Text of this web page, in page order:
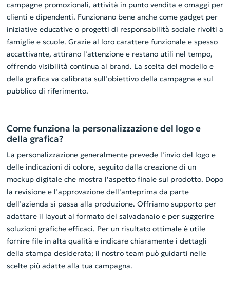
campagne promozionali, attività in punto vendita e omaggi per
clienti e dipendenti. Funzionano bene anche come gadget per
iniziative educative o progetti di responsabilità sociale rivolti a
famiglie e scuole. Grazie al loro carattere funzionale e spesso
accattivante, attirano l’attenzione e restano utili nel tempo,
offrendo visibilità continua al brand. La scelta del modello e
della grafica va calibrata sull’obiettivo della campagna e sul
pubblico di riferimento.
Come funziona la personalizzazione del logo e
della grafica?
La personalizzazione generalmente prevede l’invio del logo e
delle indicazioni di colore, seguito dalla creazione di un
mockup digitale che mostra l’aspetto finale sul prodotto. Dopo
la revisione e l’approvazione dell’anteprima da parte
dell’azienda si passa alla produzione. Offriamo supporto per
adattare il layout al formato del salvadanaio e per suggerire
soluzioni grafiche efficaci. Per un risultato ottimale è utile
fornire file in alta qualità e indicare chiaramente i dettagli
della stampa desiderata; il nostro team può guidarti nelle
scelte più adatte alla tua campagna.